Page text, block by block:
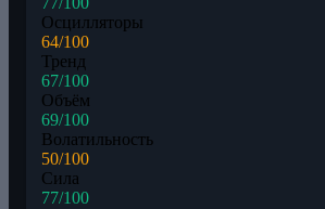
Осцилляторы
64/100
Тренд
67/100
Объём
69/100
Волатильность
50/100
Сила
77/100